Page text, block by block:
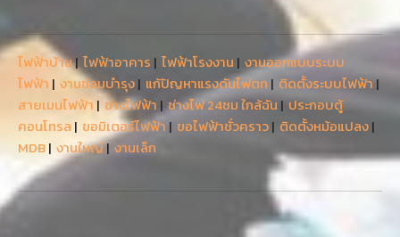
ไฟฟ้าบ้าน|ไฟฟ้าอาคาร | ไฟฟ้าโรงงาน | งานออกแบบระบบ
ไฟฟ้า | งานซ่อมบำรุง| แก้ปัญหาแรงดันไฟตก | ติดตั้งระบบไฟฟ้า|
สายเมนไฟฟ้า | ช่างไฟฟ้า |ช่างไฟ 24ชม ใกล้ฉัน | ประกอบตู้
คอนโทรล | ขอมิเตอร์ไฟฟ้า | ขอไฟฟ้าชั่วคราว| ติดตั้งหม้อแปลง|
MDB| งานใหญ่|งานเล็ก